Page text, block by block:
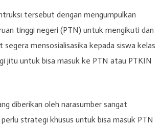
tersebut dengan mengumpulkan
tinggi negeri (PTN) untuk mengikuti dan
mensosialisasika kepada siswa kelas
jitu untuk bisa masuk ke PTN atau PTKIN
diberikan oleh narasumber sangat
strategi khusus untuk bisa masuk PTN